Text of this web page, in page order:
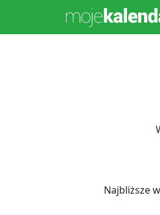
Najbliższe